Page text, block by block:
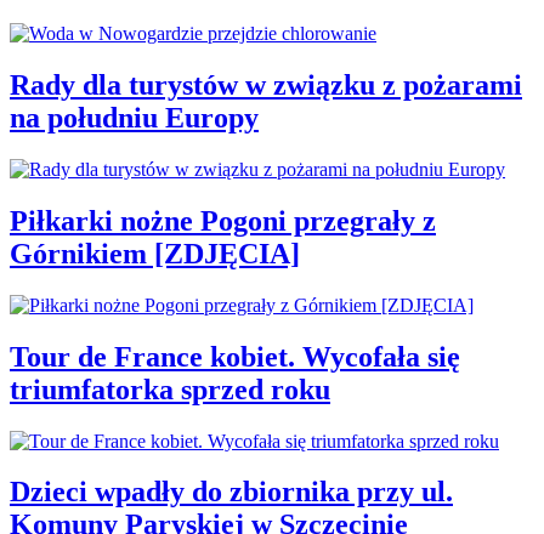
Rady dla turystów w związku z pożarami
na południu Europy
Piłkarki nożne Pogoni przegrały z
Górnikiem [ZDJĘCIA]
Tour de France kobiet. Wycofała się
triumfatorka sprzed roku
Dzieci wpadły do zbiornika przy ul.
Komuny Paryskiej w Szczecinie